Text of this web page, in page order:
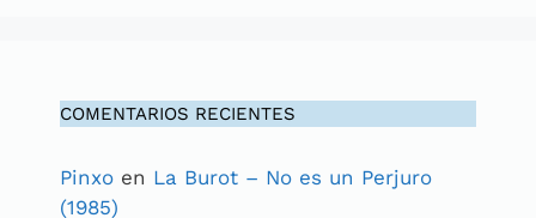
COMENTARIOS RECIENTES
Pinxo en La Burot – No es un Perjuro
(1985)